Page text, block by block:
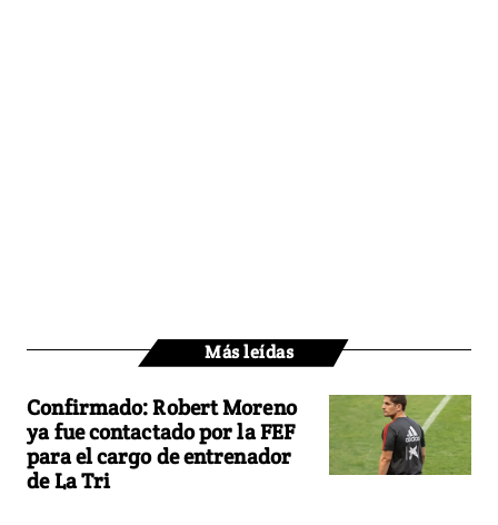
Más leídas
Confirmado: Robert Moreno
ya fue contactado por la FEF
para el cargo de entrenador
de La Tri